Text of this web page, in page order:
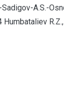
A.S.-